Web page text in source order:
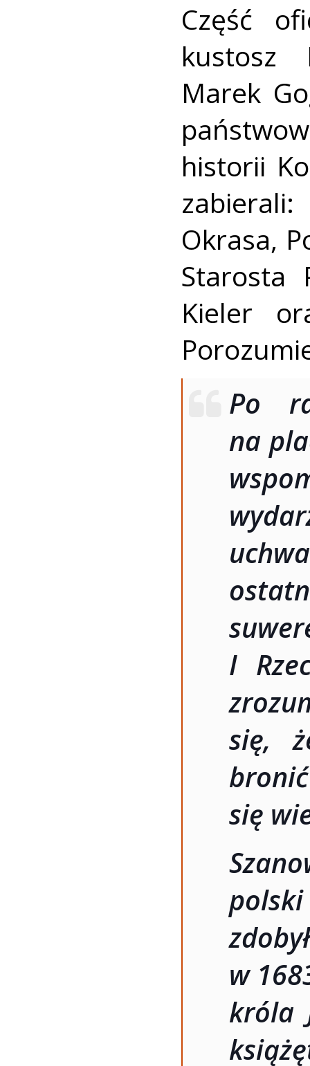
Część
kustosz
Marek
historii
Okrasa,
Starosta
Kieler
Po
na
I
się,
się
w
króla